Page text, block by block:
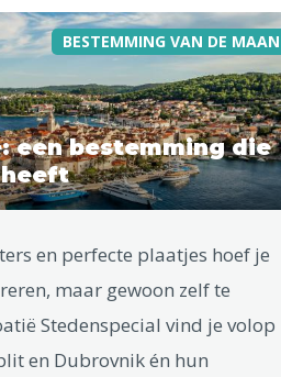
BESTEMMING VAN DE
een bestemming die
heeft
en perfecte plaatjes hoef je
maar gewoon zelf te
Stedenspecial vind je volop
en Dubrovnik én hun